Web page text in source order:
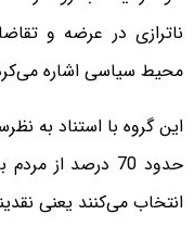
ناترازی در عرضه و
محیط سیاسی اشاره
این گروه با استناد به
حدود 70 درصد از
انتخاب می‌کنند یعنی